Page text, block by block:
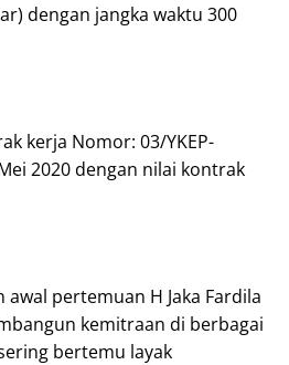
dengan jangka waktu 300
kerja Nomor: 03/YKEP-
2020 dengan nilai kontrak
pertemuan H Jaka Fardila
kemitraan di berbagai
bertemu layak